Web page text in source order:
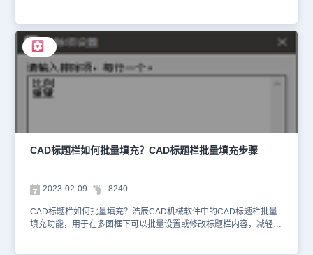
家简单地介绍一下CAD标题栏的绘制技巧。CAD标题栏绘制步骤：
1、启动浩辰CAD机械软件后，在菜单栏中点击【浩辰机械】—【图
纸】—【新建图框】。 2、执行命令后，会弹出【浩辰机械新建图框
设置】对话框，在其中勾选【标题栏】。 3、根据自身需求设置其他
图框参数，设置完成后，点击【确定】即可完成图框的插入，在图框
中便可以看到绘制的CAD标题栏了。 以上就是浩辰CAD机械软件中
掘。在未来的CAD教程中，我们还会带给大家更多精彩纷呈的内容，
敬请期待！
CAD标题栏如何批量填充？CAD标题栏批量填充步骤
2023-02-09 8240
CAD标题栏如何批量填充？浩辰CAD机械软件中的CAD标题栏批量
填充功能，用于在多图框下可以批量设置或修改标题栏内容，减轻用